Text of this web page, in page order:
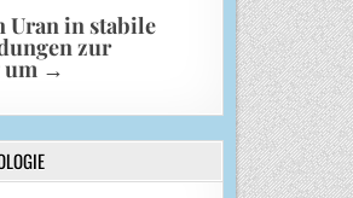
Uran in stabile
zur
um→